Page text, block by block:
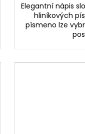
Elegantní nápis
hliníkových
písmeno lze